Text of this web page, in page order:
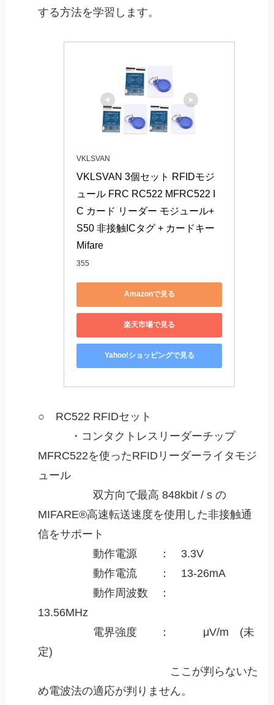
する方法を学習します。
VKLSVAN
VKLSVAN 3個セット RFIDモジ
ュール FRC RC522 MFRC522 I
C カード リーダー モジュール+
S50 非接触ICタグ + カードキー
Mifare
355
Amazonで見る
楽天市場で見る
Yahoo!ショッピングで見る
○ RC522 RFIDセット
・コンタクトレスリーダーチップ
MFRC522を使ったRFIDリーダーライタモジ
ュール
双方向で最高 848kbit / s の
MIFARE®高速転送速度を使用した非接触通
信をサポート
動作電源 ： 3.3V
動作電流 ： 13-26mA
動作周波数 ：
13.56MHz
電界強度 ： μV/m (未
定)
ここが判らないた
め電波法の適応が判りません。